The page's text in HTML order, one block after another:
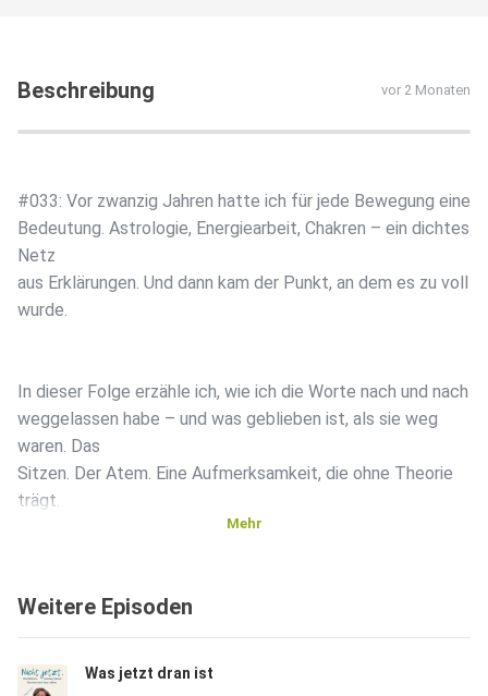
Beschreibung vor 2 Monaten
#033: Vor zwanzig Jahren hatte ich für jede Bewegung eine
Bedeutung. Astrologie, Energiearbeit, Chakren – ein dichtes
Netz
aus Erklärungen. Und dann kam der Punkt, an dem es zu voll
wurde.
In dieser Folge erzähle ich, wie ich die Worte nach und nach
weggelassen habe – und was geblieben ist, als sie weg
waren. Das
Sitzen. Der Atem. Eine Aufmerksamkeit, die ohne Theorie
trägt.
sondern als
die
Wirkung gerade in dem Moment kam, als ich aufgehört
Mehr
Weitere Episoden
Was jetzt dran ist